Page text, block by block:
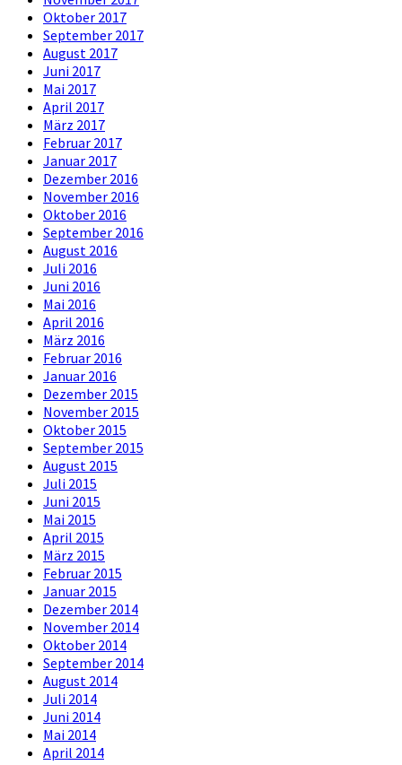
Oktober 2017
September 2017
August 2017
Juni 2017
Mai 2017
April 2017
März 2017
Februar 2017
Januar 2017
Dezember 2016
November 2016
Oktober 2016
September 2016
August 2016
Juli 2016
Juni 2016
Mai 2016
April 2016
März 2016
Februar 2016
Januar 2016
Dezember 2015
November 2015
Oktober 2015
September 2015
August 2015
Juli 2015
Juni 2015
Mai 2015
April 2015
März 2015
Februar 2015
Januar 2015
Dezember 2014
November 2014
Oktober 2014
September 2014
August 2014
Juli 2014
Juni 2014
Mai 2014
April 2014